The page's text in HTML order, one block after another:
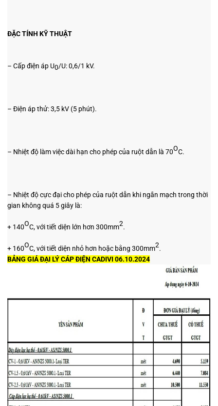
ĐẶC TÍNH KỸ THUẬT
– Cấp điện áp U0/U: 0,6/1 kV.
– Điện áp thử: 3,5 kV (5 phút).
– Nhiệt độ làm việc dài hạn cho phép của ruột dẫn là 70OC.
– Nhiệt độ cực đại cho phép của ruột dẫn khi ngắn mạch trong thời
gian không quá 5 giây là:
+ 140OC, với tiết diện lớn hơn 300mm2.
+ 160OC, với tiết diện nhỏ hơn hoặc bằng 300mm2.
BẢNG GIÁ ĐẠI LÝ CÁP ĐIỆN CADIVI 06.10.2024